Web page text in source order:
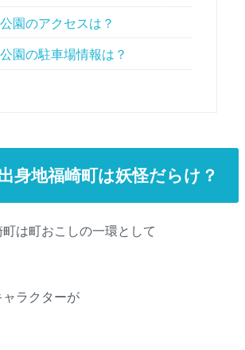
園のアクセスは？
園の駐車場情報は？
身地福崎町は妖怪だらけ？
は町おこしの一環として
ラクターが